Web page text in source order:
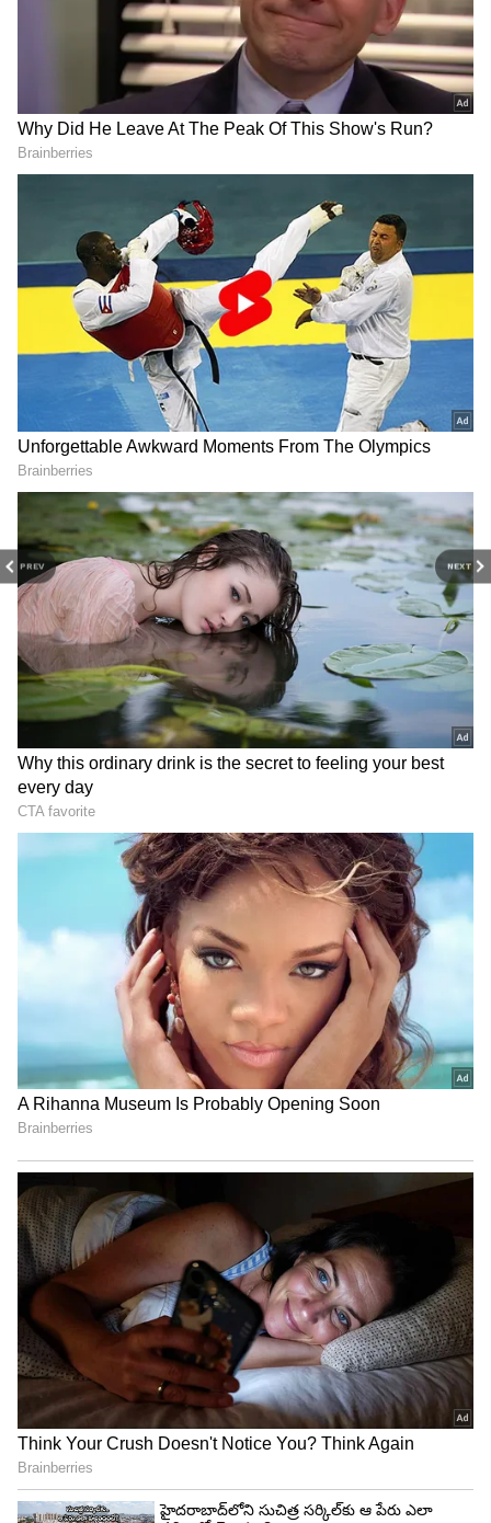
PREV NEXT
Time Southee
హార్ధిక్ పాండ్యా, దీపక్ హుడా, వాషింగ్టన్ సుందర్‌లను
అవుట్ చేసి హ్యాట్రిక్ సాధించాడు. ఒకే టీ20 మ్యాచ్‌లో
సెంచరీ, హ్యాట్రిక్ నమోదు కావడం ఇదే మొట్టమొదటిసారి...
3
9
Image credit: Getty
192 పరుగుల లక్ష్యఛేదనలో న్యూజిలాండ్ జట్టు 126
పరుగులకే ఆలౌట్ అయ్యింది. ఇన్నింగ్స్‌ రెండో బంతికే ఫిన్
ఆలెన్‌ని భువీ అవుట్ చేయగా కెప్టెన్ కేన్ విలియంసన్ 52
ఒంటరిపోరాటం చేశాడు..